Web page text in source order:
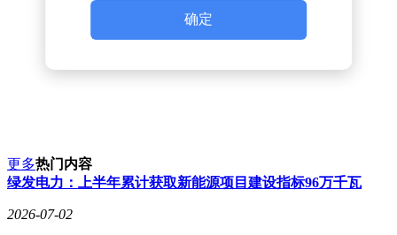
确定
更多热门内容
绿发电力：上半年累计获取新能源项目建设指标96万千瓦
2026-07-02